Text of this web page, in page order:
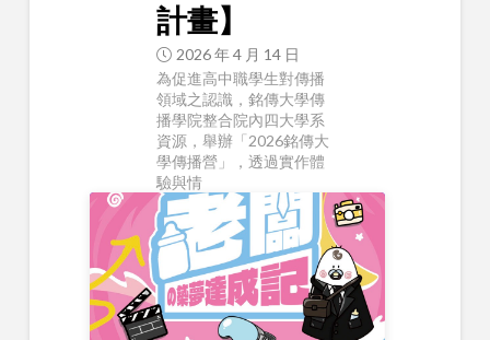
計畫】
2026 年 4 月 14 日
為促進高中職學生對傳播
領域之認識，銘傳大學傳
播學院整合院內四大學系
資源，舉辦「2026銘傳大
學傳播營」，透過實作體
驗與情